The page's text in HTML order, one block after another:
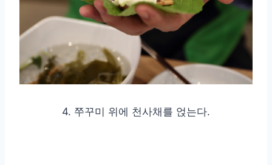
4. 쭈꾸미 위에 천사채를 얹는다.